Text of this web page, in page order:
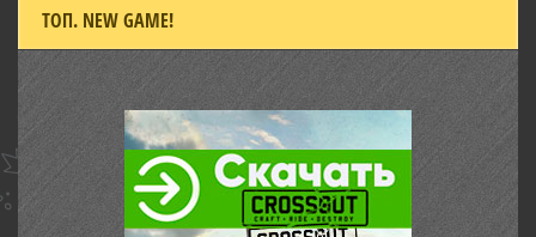
ТОП. NEW GAME!